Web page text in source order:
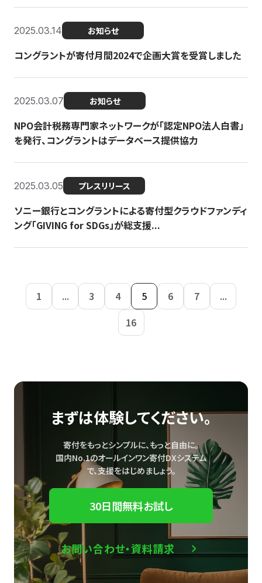
2025.03.14 お知らせ
コングラントが寄付月間2024で企画大賞を受賞しました
2025.03.07 お知らせ
NPO会計税務専門家ネットワークが「認定NPO法人白書」
を発行、コングラントはデータベース提供協力
2025.03.05 プレスリリース
ソニー銀行とコングラントによる寄付型クラウドファンディ
ング「GIVING for SDGs」が総支援...
1 ... 3 4 5 6 7
...
16
まずは体験してください。
寄付をもっとシンプルに、もっと自由に。
国内No.1のオールインワン寄付DXシステム
で、支援をはじめましょう。
30日間無料お試し
お問い合わせ・資料請求